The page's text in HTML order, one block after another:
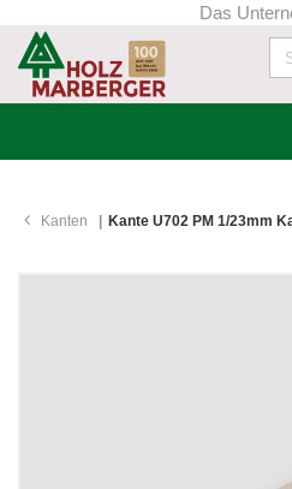
Das
Kanten Kante U702 PM 1/23mm